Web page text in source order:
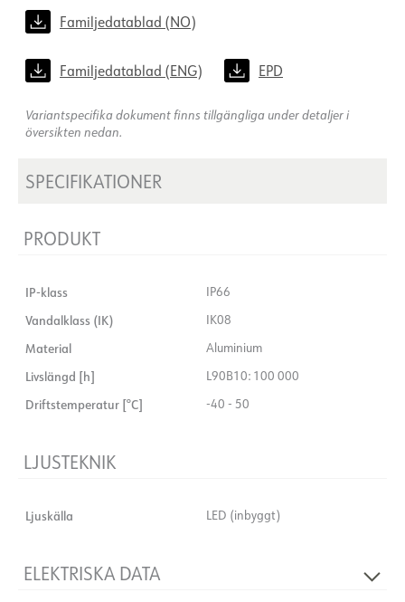
Familjedatablad (NO)
Familjedatablad (ENG) EPD
Variantspecifika dokument finns tillgängliga under detaljer i
översikten nedan.
SPECIFIKATIONER
PRODUKT
IP-klass IP66
Vandalklass (IK) IK08
Material Aluminium
Livslängd [h] L90B10: 100 000
Driftstemperatur [°C] -40 - 50
LJUSTEKNIK
Ljuskälla LED (inbyggt)
ELEKTRISKA DATA